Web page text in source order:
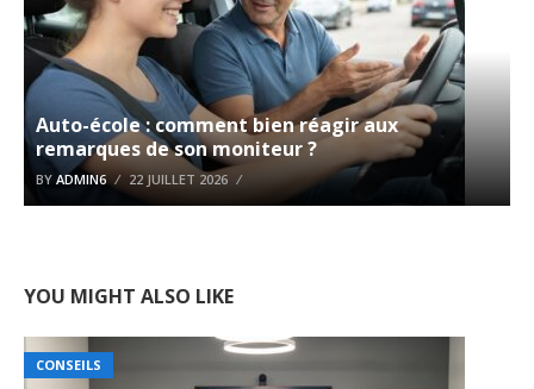
Auto-école : comment bien réagir aux
remarques de son moniteur ?
BY ADMIN6 22 JUILLET 2026
YOU MIGHT ALSO LIKE
CONSEILS